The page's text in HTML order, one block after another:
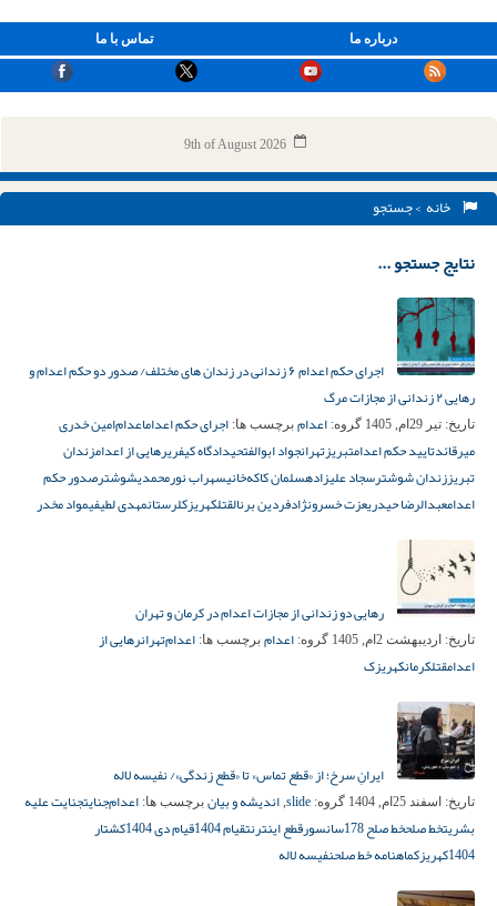
تماس با ما درباره ما
9th of August 2026
خانه > جستجو
نتایج جستجو ...
اجرای حکم اعدام ۶ زندانی در زندان‌ های مختلف/ صدور دو حکم اعدام و
رهایی ۲ زندانی از مجازات مرگ
تاریخ: تیر 29ام, 1405 گروه: اعدام برچسب ها: اجرای حکم اعداماعدام‌امین خدری
میرقائدتایید حکم اعدامتبریزتهرانجواد ابوالفتحیدادگاه کیفریرهایی از اعدامزندان
تبریززندان شوشترسجاد علیزادهسلمان کاکه‌خانیسهراب نورمحمدیشوشترصدور حکم
اعدامعبدالرضا حیدریعزت خسرونژادفردین برنالقتلکهریزکلرستانمهدی لطیفیمواد مخدر
رهایی دو زندانی از مجازات اعدام در کرمان و تهران
تاریخ: اردیبهشت 2ام, 1405 گروه: اعدام برچسب ها: اعدام‌تهرانرهایی از
اعدامقتلکرمانکهریزک
ایرانِ سرخ؛ از «قطع تماس» تا «قطع زندگی»/ نفیسه لاله
تاریخ: اسفند 25ام, 1404 گروه: slide
, اندیشه و بیان برچسب ها: اعدام‌جنایتجنایت علیه
بشریتخط صلحخط صلح 178 سانسورقطع اینترنتقیام 1404 قیام دی 1404
کشتار
1404کهریزکماهنامه خط صلحنفیسه لاله